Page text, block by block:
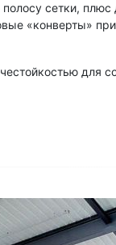
сетки, плюс
«конверты» при
для